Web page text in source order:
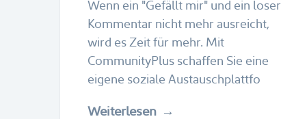
Wenn ein "Gefällt mir" und ein loser
Kommentar nicht mehr ausreicht,
wird es Zeit für mehr. Mit
CommunityPlus schaffen Sie eine
eigene soziale Austauschplattfo
Weiterlesen